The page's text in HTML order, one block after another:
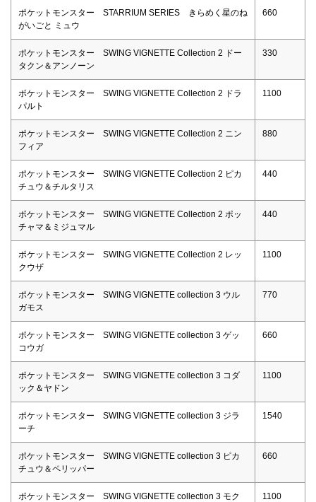
ポケットモンスター STARRIUM SERIES きらめく星のね
がいごと ミュウ
660
ポケットモンスター SWING VIGNETTE Collection 2 ドー
タクン＆アンノーン
330
ポケットモンスター SWING VIGNETTE Collection 2 ドラ
パルト
1100
ポケットモンスター SWING VIGNETTE Collection 2 ニン
フィア
880
ポケットモンスター SWING VIGNETTE Collection 2 ピカ
チュウ＆チルタリス
440
ポケットモンスター SWING VIGNETTE Collection 2 ポッ
チャマ＆ミジュマル
440
ポケットモンスター SWING VIGNETTE Collection 2 レッ
クウザ
1100
ポケットモンスター SWING VIGNETTE collection 3 ウル
ガモス
770
ポケットモンスター SWING VIGNETTE collection 3 ゲッ
コウガ
660
ポケットモンスター SWING VIGNETTE collection 3 コダ
ック＆ヤドン
1100
ポケットモンスター SWING VIGNETTE collection 3 ジラ
ーチ
1540
ポケットモンスター SWING VIGNETTE collection 3 ピカ
チュウ＆ペリッパー
660
ポケットモンスター SWING VIGNETTE collection 3 モク
1100